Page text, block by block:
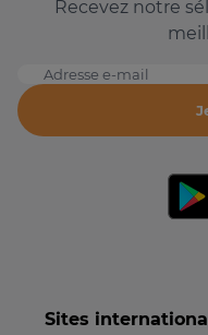
Recevez notre
Adresse e-mail
Sites